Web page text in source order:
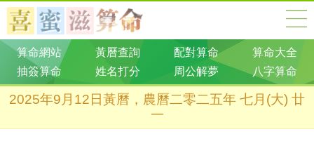
算命網站 黃曆查詢 配對算命
算命大全
抽簽算命
姓名打分 周公解夢 八字算命
2025年9月12日黃曆，農曆二零二五年 七月(大) 廿
一